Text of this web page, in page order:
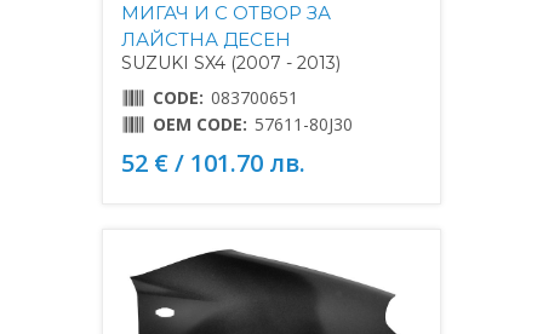
МИГАЧ И С ОТВОР ЗА
ЛАЙСТНА ДЕСЕН
SUZUKI SX4 (2007 - 2013)
CODE: 083700651
OEM CODE: 57611-80J30
52 € / 101.70 лв.